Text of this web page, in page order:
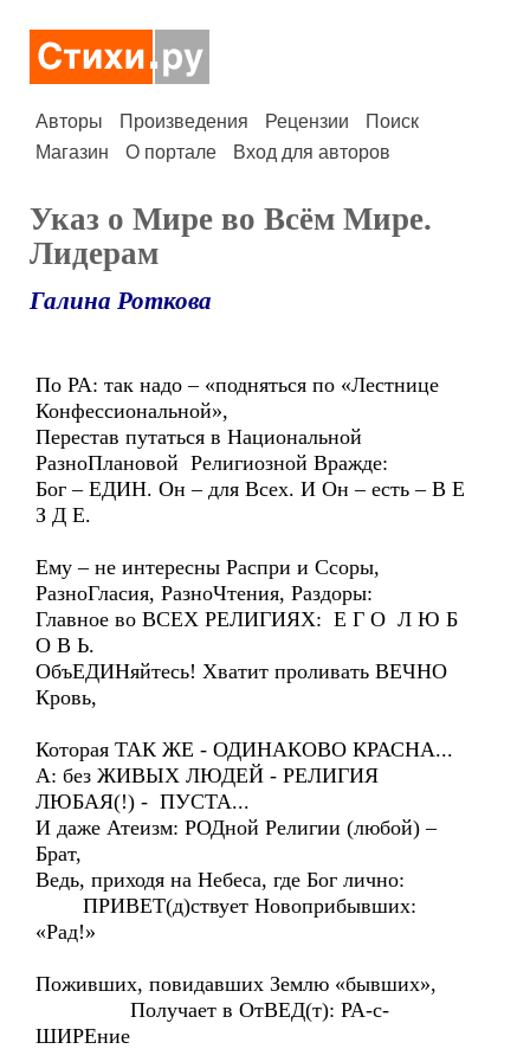
Авторы Произведения Рецензии
Поиск
Магазин
О портале Вход для авторов
Указ о Мире во Всём Мире.
Лидерам
Галина Роткова
По РА: так надо – «подняться по «Лестнице
Конфессиональной»,
Перестав путаться в Национальной
РазноПлановой Религиозной Вражде:
Бог – ЕДИН. Он – для Всех. И Он – есть – В Е
З Д Е.
Ему – не интересны Распри и Ссоры,
РазноГласия, РазноЧтения, Раздоры:
Главное во ВСЕХ РЕЛИГИЯХ: Е Г О Л Ю Б
О В Ь.
ОбъЕДИНяйтесь! Хватит проливать ВЕЧНО
Кровь,
Которая ТАК ЖЕ - ОДИНАКОВО КРАСНА...
А: без ЖИВЫХ ЛЮДЕЙ - РЕЛИГИЯ
ЛЮБАЯ(!) - ПУСТА...
И даже Атеизм: РОДной Религии (любой) –
Брат,
Ведь, приходя на Небеса, где Бог лично:
ПРИВЕТ(д)ствует Новоприбывших:
«Рад!»
Поживших, повидавших Землю «бывших»,
Получает в ОтВЕД(т): РА-с-
ШИРЕние